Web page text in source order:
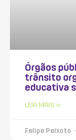
Órgãos
trânsito
educativa
LEIA MAIS »
Felipe Peixoto